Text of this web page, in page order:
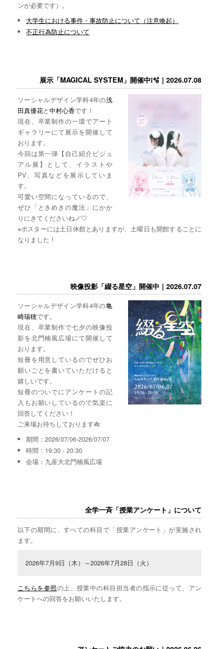
ンが必要です）。
大学生における事件・事故防止について（注意喚起）
不正行為防止について
展示「MAGICAL SYSTEM」開催中❕🫧｜2026.07.08
ソーシャルデザイン学科4年の浅
田真優花と中村心香です！
現在、卒業制作の一環でアート
ギャラリーにて展示を開催して
おります。
今回は第一弾【自己紹介ビジュ
アル展】として、イラストや
PV、写真などを展示していま
す。
可愛い空間になっているので、
ぜひ「ときめきの魔法」にかか
りにきてくださいね🪄🤍
※ポスターには土日休館とありますが、土曜日も開館することに
なりました！
映像投影「綴る星空」開催中｜2026.07.07
ソーシャルデザイン学科4年の亀
崎瑞穂です。
現在、卒業制作で七夕の映像投
影を北門楠風広場にて開催して
おります。
短冊を用意しているのでぜひお
願いごとを書いていただけると
嬉しいです。
短冊のついでにアンケートの記
入もお願いしているので気楽に
回答してください！
ご来場お待ちしております🎋
期間：2026/07/06-2026/07/07
時間：19:30 - 20:30
会場：九産大北門楠風広場
全学一斉「授業アンケート」について
以下の期間に、すべての科目で「授業アンケート」が実施され
ます。
2026年7月9日（木）～2026年7月28日（火）
こちらを参照の上、授業中の科目担当者の指示に従って、アン
ケートへの回答をお願いいたします。